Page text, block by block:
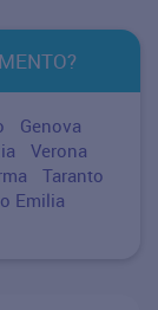
Genova
Verona
Taranto
Emilia